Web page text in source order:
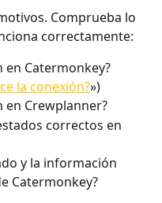
Comprueba lo
correctamente:
en Catermonkey?
la conexión?»)
en Crewplanner?
correctos en
y la información
Catermonkey?